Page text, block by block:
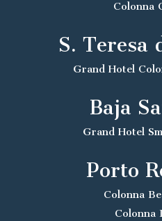
Colonna
S. Teresa
Grand Hotel
Baja
Grand Hotel
Porto
Colonna
Colonna